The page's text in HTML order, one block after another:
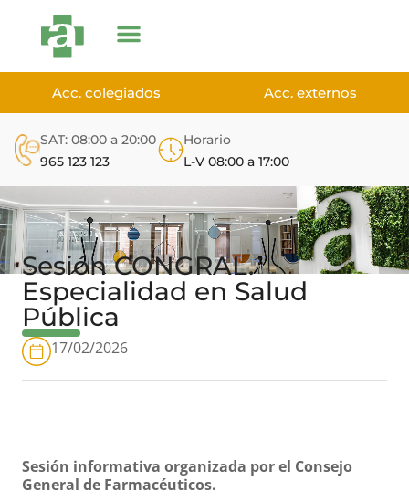
Acc. colegiados Acc. externos
SAT: 08:00 a 20:00
965 123 123
Horario
L-V 08:00 a 17:00
Sesión CONGRAL.
Especialidad en Salud
Pública
17/02/2026
Sesión informativa organizada por el Consejo
General de Farmacéuticos.